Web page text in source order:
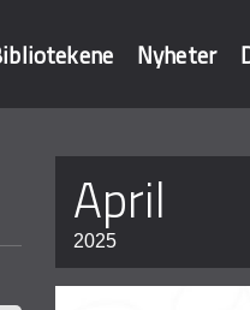
Nyheter
april
2025
Sider